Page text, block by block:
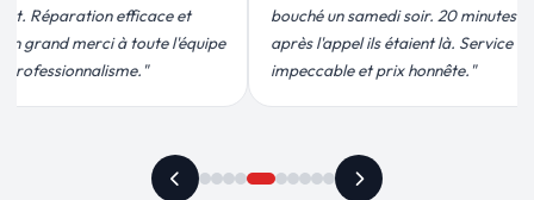
soir. 20 minutes
étaient là. Service
prix honnête."
moins de 2h. Équipe très pro, devis
conforme, chantier propre. Je
recommande vivement."